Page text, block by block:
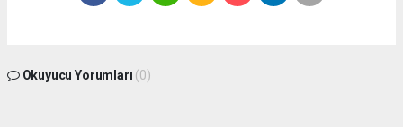
Okuyucu Yorumları (0)